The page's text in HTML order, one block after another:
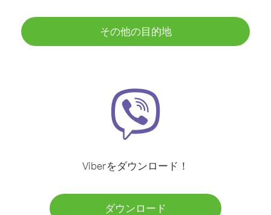
その他の目的地
Viberをダウンロード！
ダウンロード